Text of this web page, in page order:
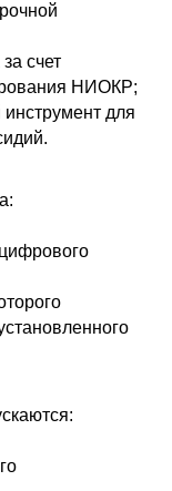
счет
НИОКР;
для